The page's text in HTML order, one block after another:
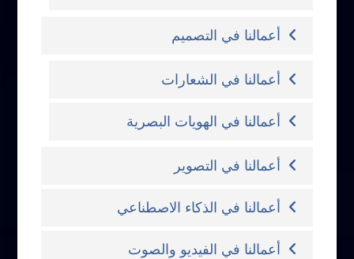
أعمالنا في التصميم
أعمالنا في الشعارات
أعمالنا في الهويات البصرية
أعمالنا في التصوير
أعمالنا في الذكاء الاصطناعي
أعمالنا في الفيديو والصوت